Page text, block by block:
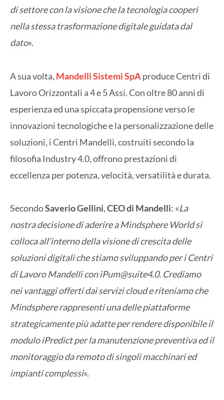
di settore con la visione che la tecnologia cooperi
nella stessa trasformazione digitale guidata dal
dato».
A sua volta, Mandelli Sistemi SpAproduce Centri di
Lavoro Orizzontali a 4 e 5 Assi. Con oltre 80 anni di
esperienza ed una spiccata propensione verso le
innovazioni tecnologiche e la personalizzazione delle
soluzioni, i Centri Mandelli, costruiti secondo la
filosofia Industry 4.0, offrono prestazioni di
eccellenza per potenza, velocità, versatilità e durata.
SecondoSaverio Gellini,CEO di Mandelli: «La
nostra decisione di aderire a Mindsphere World si
colloca all’interno della visione di crescita delle
soluzioni digitali che stiamo sviluppando per i Centri
di Lavoro Mandelli con iPum@suite4.0. Crediamo
nei vantaggi offerti dai servizi cloud e riteniamo che
Mindsphere rappresenti una delle piattaforme
strategicamente più adatte per rendere disponibile il
modulo iPredict per la manutenzione preventiva ed il
monitoraggio da remoto di singoli macchinari ed
impianti complessi».